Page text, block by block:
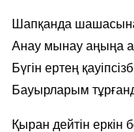
Шапқанда
Анау мынау аңыңа
Бүгін ертең
Бауырларым
Қыран дейтін еркін